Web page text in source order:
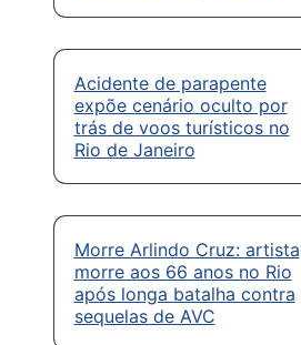
Acidente de parapente
expõe cenário oculto por
trás de voos turísticos no
Rio de Janeiro
Morre Arlindo Cruz: artista
morre aos 66 anos no Rio
após longa batalha contra
sequelas de AVC